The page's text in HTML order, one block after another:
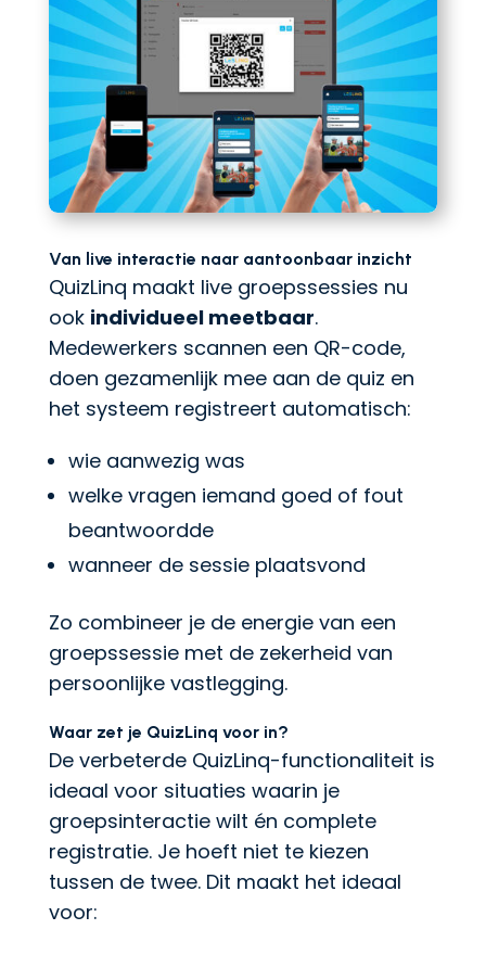
Van live interactie naar aantoonbaar inzicht
QuizLinq maakt live groepssessies nu
ook individueel meetbaar.
Medewerkers scannen een QR-code,
doen gezamenlijk mee aan de quiz en
het systeem registreert automatisch:
wie aanwezig was
welke vragen iemand goed of fout
beantwoordde
wanneer de sessie plaatsvond
Zo combineer je de energie van een
groepssessie met de zekerheid van
persoonlijke vastlegging.
Waar zet je QuizLinq voor in?
De verbeterde QuizLinq-functionaliteit is
ideaal voor situaties waarin je
groepsinteractie wilt én complete
registratie. Je hoeft niet te kiezen
tussen de twee. Dit maakt het ideaal
voor: